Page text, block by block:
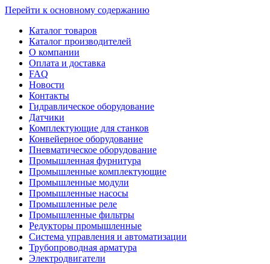
Перейти к основному содержанию
Каталог товаров
Каталог производителей
О компании
Оплата и доставка
FAQ
Новости
Контакты
Гидравлическое оборудование
Датчики
Комплектующие для станков
Конвейерное оборудование
Пневматическое оборудование
Промышленная фурнитура
Промышленные комплектующие
Промышленные модули
Промышленные насосы
Промышленные реле
Промышленные фильтры
Редукторы промышленные
Система управления и автоматизации
Трубопроводная арматура
Электродвигатели